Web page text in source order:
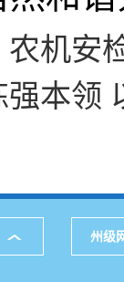
农机安
强本领
州级